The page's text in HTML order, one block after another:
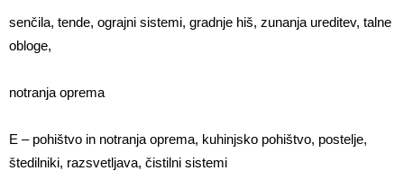
senčila, tende, ograjni sistemi, gradnje hiš, zunanja ureditev, talne
obloge,
notranja oprema
E – pohištvo in notranja oprema, kuhinjsko pohištvo, postelje,
štedilniki, razsvetljava, čistilni sistemi